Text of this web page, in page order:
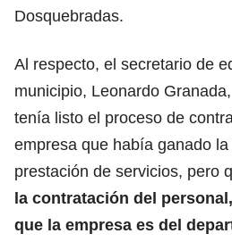
Dosquebradas.
Al respecto, el secretario de
municipio, Leonardo
tenía listo el proceso de
empresa que había ganado
prestación de servicios, pero
la contratación del
que la empresa es del